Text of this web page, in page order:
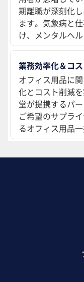
期離職が深刻化
ます。気象病と
け、メンタルヘ
業務効率化＆コ
オフィス用品に
化とコスト削減
堂が提携するパ
ご希望のサプラ
るオフィス用品